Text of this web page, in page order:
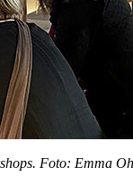
Foto: Emma